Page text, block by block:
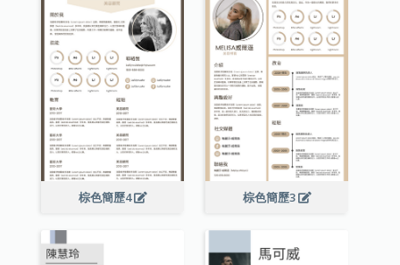
棕色簡歷4 棕色簡歷3